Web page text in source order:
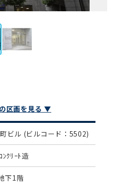
区画を見る ▼
ビル (ビルコード：5502)
ｸﾘｰﾄ造
下1階